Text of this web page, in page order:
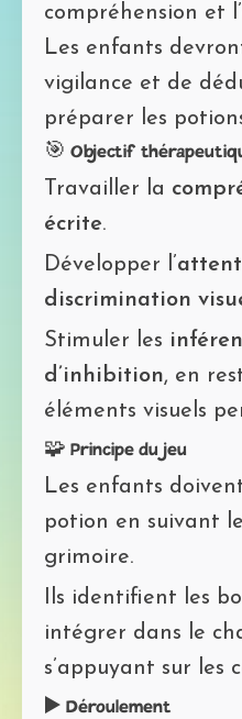
compréhension et
Les enfants
vigilance et de
préparer les
🎯 Objectif
Travailler la
écrite.
Développer l’
discrimination
Stimuler les
d’inhibition, en
éléments visuels
🧩 Principe du jeu
Les enfants
potion en suivant
grimoire.
Ils identifient les
intégrer dans le
s’appuyant sur les
▶️ Déroulement